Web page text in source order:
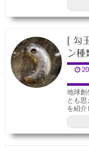
[ 勾
ン種
地球創
とも
を紹介